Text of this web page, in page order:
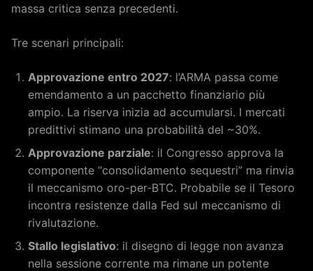
massa critica senza precedenti.
Tre scenari principali:
Approvazione entro 2027: l’ARMA passa come
emendamento a un pacchetto finanziario più
ampio. La riserva inizia ad accumularsi. I mercati
predittivi stimano una probabilità del ~30%.
Approvazione parziale: il Congresso approva la
componente “consolidamento sequestri” ma rinvia
il meccanismo oro-per-BTC. Probabile se il Tesoro
incontra resistenze dalla Fed sul meccanismo di
rivalutazione.
Stallo legislativo: il disegno di legge non avanza
nella sessione corrente ma rimane un potente